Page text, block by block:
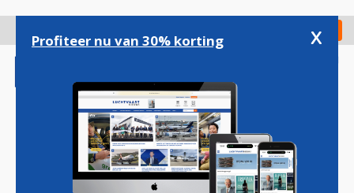
gaan
Check in
Magazine Podcasts Vacatures
Profiteer nu van 30% korting x